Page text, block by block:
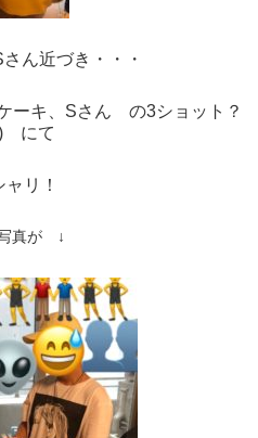
ん近づき・・・
ーキ、Sさん の3ショット？
にて
ャリ！
真が ↓